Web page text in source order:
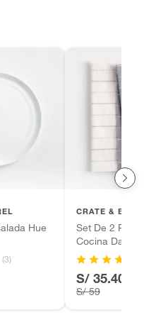
Hue
(3)
CRATE &
Set De 2
Cocina Dash
S/ 35.40
S/ 59